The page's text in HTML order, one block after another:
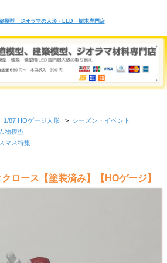
模型 ジオラマの人形・LED・樹木専門店
87 HOゲージ人形 > シーズン・イベント
物模型
マス特集
ロース【塗装済み】【HOゲージ】